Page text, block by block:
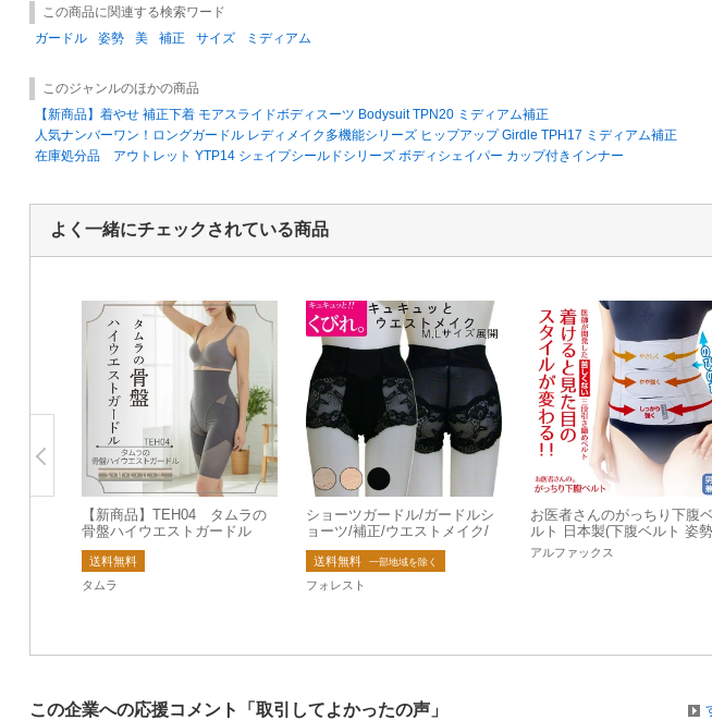
この商品に関連する検索ワード
ガードル
姿勢 美 補正 サイズ ミディアム
このジャンルのほかの商品
【新商品】着やせ 補正下着 モアスライドボディスーツ Bodysuit TPN20 ミディアム補正
人気ナンバーワン！ロングガードル レディメイク多機能シリーズ ヒップアップ Girdle TPH17 ミディアム補正
在庫処分品 アウトレット YTP14 シェイプシールドシリーズ ボディシェイパー カップ付きインナー
よく一緒にチェックされている商品
【新商品】TEH04 タムラの
骨盤ハイウエストガードル
送料無料
タムラ
ショーツガードル/ガードルシ
ョーツ/補正/ウエストメイク/
機能付/ショーツ/ガードル
送料無料 一部地域を除く
フォレスト
お医者さんのがっちり下腹
ルト 日本製(下腹ベルト 姿勢
ベルト 姿勢サポーター)
アルファックス
この企業への応援コメント「取引してよかったの声」